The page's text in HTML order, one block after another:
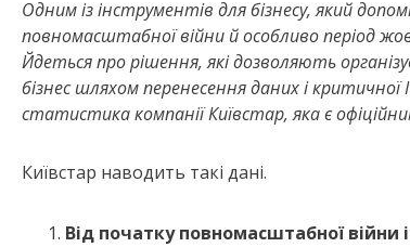
Одним із інструментів для бізнесу, який
повномасштабної війни й особливо період
Йдеться про рішення, які дозволяють
бізнес шляхом перенесення даних і
статистика компанії Київстар, яка є
Київстар наводить такі дані.
Від початку повномасштабної війни